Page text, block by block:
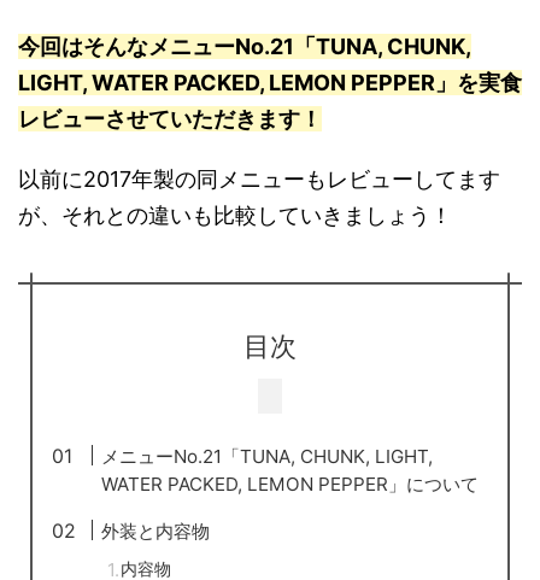
今回はそんなメニューNo.21「TUNA, CHUNK,
LIGHT, WATER PACKED, LEMON PEPPER」を実食
レビューさせていただきます！
以前に2017年製の同メニューもレビューしてます
が、それとの違いも比較していきましょう！
目次
メニューNo.21「TUNA, CHUNK, LIGHT,
WATER PACKED, LEMON PEPPER」について
外装と内容物
内容物